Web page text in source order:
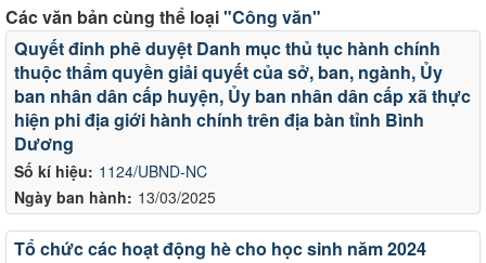
Các văn bản cùng thể loại"Công văn"
Số kí hiệu: 1124/UBND-NC
Ngày ban hành: 13/03/2025
Quyết đinh phê duyệt Danh mục thủ tục hành chính
thuộc thẩm quyền giải quyết của sở, ban, ngành, Ủy
ban nhân dân cấp huyện, Ủy ban nhân dân cấp xã thực
hiện phi địa giới hành chính trên địa bàn tỉnh Bình
Dương
Tổ chức các hoạt động hè cho học sinh năm 2024